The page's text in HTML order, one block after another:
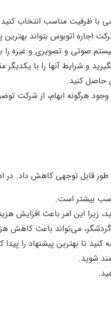
با ظرفیت مناسب انتخاب
اتوبوس بتواند بهترین
صوتی و تصویری و غیره را
و شرایط آنها را با یکدیگر
حاصل کنید.
هرگونه ابهام، از شرکت
قابل توجهی کاهش داد. در
بیشتر است.
زیرا این امر باعث افزایش
می‌تواند باعث کاهش
تا بهترین پیشنهاد را پیدا
شوید.